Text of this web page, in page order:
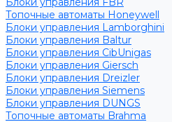
Топочные автоматы Honeywell
Блоки управления Lamborghini
Блоки управления Baltur
Блоки управления CibUnigas
Блоки управления Giersch
Блоки управления Dreizler
Блоки управления Siemens
Блоки управления DUNGS
Топочные автоматы Brahma